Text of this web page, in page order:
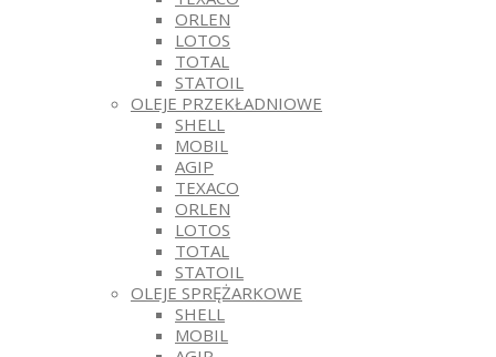
ORLEN
LOTOS
TOTAL
STATOIL
OLEJE PRZEKŁADNIOWE
SHELL
MOBIL
AGIP
TEXACO
ORLEN
LOTOS
TOTAL
STATOIL
OLEJE SPRĘŻARKOWE
SHELL
MOBIL